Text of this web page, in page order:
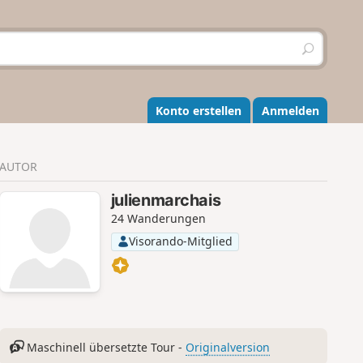
S
u
h
e
n
Konto erstellen Anmelden
AUTOR
julienmarchais
24 Wanderungen
Visorando-Mitglied
Maschinell übersetzte Tour - Originalversion